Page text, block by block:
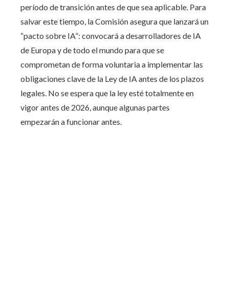
período de transición antes de que sea aplicable. Para
salvar este tiempo, la Comisión asegura que lanzará un
“pacto sobre IA”: convocará a desarrolladores de IA
de Europa y de todo el mundo para que se
comprometan de forma voluntaria a implementar las
obligaciones clave de la Ley de IA antes de los plazos
legales. No se espera que la ley esté totalmente en
vigor antes de 2026, aunque algunas partes
empezarán a funcionar antes.